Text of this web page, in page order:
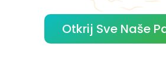
Otkrij Sve Naše